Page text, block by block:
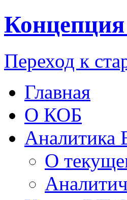
Переход к
Главная
О КОБ
О